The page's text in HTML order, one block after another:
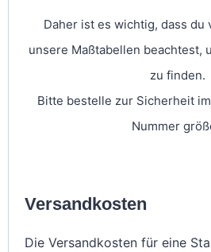
Daher ist es wichtig, dass du
unsere Maßtabellen beachtest,
zu finden.
Bitte bestelle zur Sicherheit
Nummer
Versandkosten
Die Versandkosten für eine